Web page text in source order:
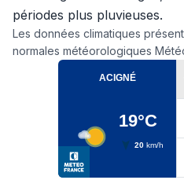
périodes plus pluvieuses.
Les données climatiques
normales météorologiques